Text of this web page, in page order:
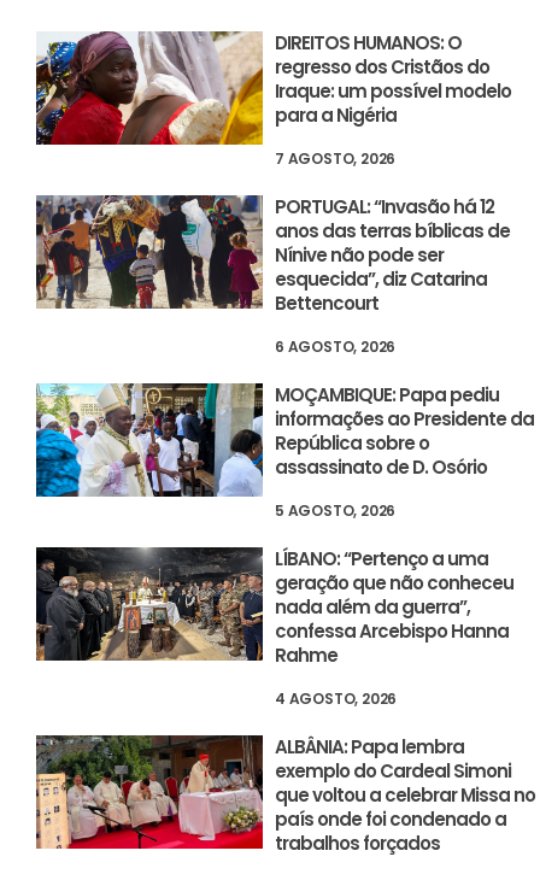
DIREITOS HUMANOS: O
regresso dos Cristãos do
Iraque: um possível modelo
para a Nigéria
7 AGOSTO, 2026
PORTUGAL: “Invasão há 12
anos das terras bíblicas de
Nínive não pode ser
esquecida”, diz Catarina
Bettencourt
6 AGOSTO, 2026
MOÇAMBIQUE: Papa pediu
informações ao Presidente da
República sobre o
assassinato de D. Osório
5 AGOSTO, 2026
LÍBANO: “Pertenço a uma
geração que não conheceu
nada além da guerra”,
confessa Arcebispo Hanna
Rahme
4 AGOSTO, 2026
ALBÂNIA: Papa lembra
exemplo do Cardeal Simoni
que voltou a celebrar Missa no
país onde foi condenado a
trabalhos forçados